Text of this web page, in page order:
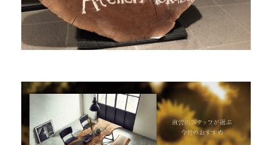
イベント
WEBカタログ
全商品一覧